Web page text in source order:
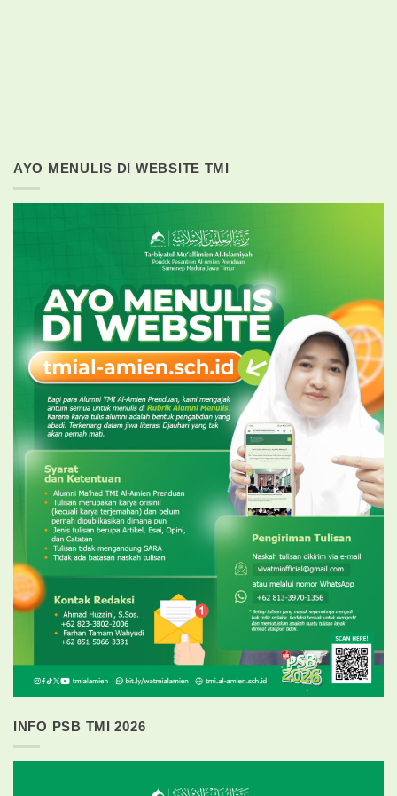
AYO MENULIS DI WEBSITE TMI
INFO PSB TMI 2026